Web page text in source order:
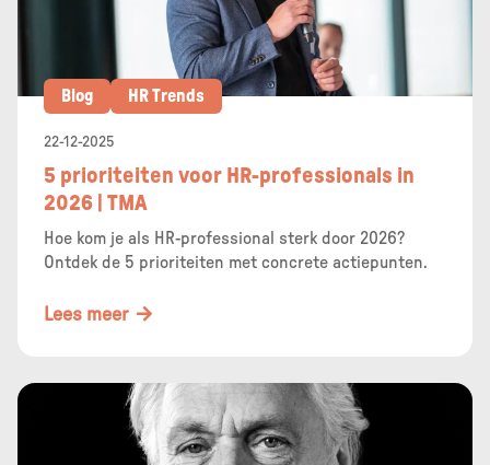
22-12-2025
5 prioriteiten voor HR-professionals in
2026 | TMA
Hoe kom je als HR-professional sterk door 2026?
Ontdek de 5 prioriteiten met concrete actiepunten.
Blog HR Trends
Lees meer